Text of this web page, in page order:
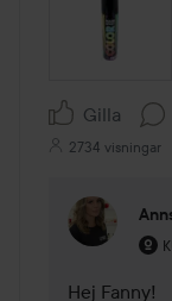
Gilla
2734 visningar
Hej Fanny!